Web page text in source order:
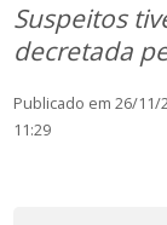
Suspeitos
decretada
Publicado em 26/
11:29